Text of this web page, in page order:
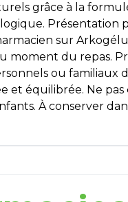
grâce à la
Présentation
sur
moment du repas.
ou familiaux
équilibrée. Ne pas
À conserver